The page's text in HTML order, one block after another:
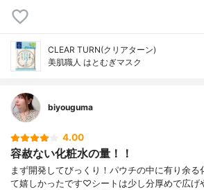
CLEAR TURN(クリアターン)
美肌職人 はとむぎマスク
biyouguma
4.00
容赦ない化粧水の量！！
まず開発してびっくり！パウチの中に有り余
て嬉しかったです♡シートは少し分厚めで広げ